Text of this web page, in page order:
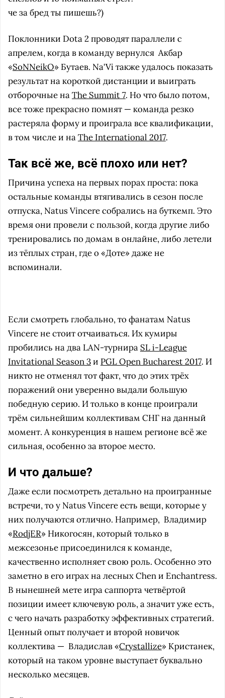
че за бред ты пишешь?)
Поклонники Dota 2 проводят параллели с
апрелем, когда в команду вернулся Акбар
«SoNNeikO» Бутаев. Na'Vi также удалось показать
результат на короткой дистанции и выиграть
отборочные наThe Summit 7. Но что было потом,
все тоже прекрасно помнят — команда резко
растеряла форму и проиграла все квалификации,
в том числе и наThe International 2017.
Так всё же, всё плохо или нет?
Причина успеха на первых порах проста: пока
остальные команды втягивались в сезон после
отпуска, Natus Vincere собрались на буткемп. Это
время они провели с пользой, когда другие либо
тренировались по домам в онлайне, либо летели
из тёплых стран, где о «Доте» даже не
вспоминали.
Если смотреть глобально, то фанатам Natus
Vincere не стоит отчаиваться. Их кумиры
пробились на два LAN-турнира SL i-League
Invitational Season 3и PGL Open Bucharest 2017. И
никто не отменял тот факт, что до этих трёх
поражений они уверенно выдали большую
победную серию. И только в конце проиграли
трём сильнейшим коллективам СНГ на данный
момент. А конкуренция в нашем регионе всё же
сильная, особенно за второе место.
И что дальше?
Даже если посмотреть детально на проигранные
встречи, то у Natus Vincere есть вещи, которые у
них получаются отлично. Например, Владимир
«RodjER» Никогосян, который только в
межсезонье присоединился к команде,
качественно исполняет свою роль. Особенно это
заметно в его играх на лесных Chen и Enchantress.
В нынешней мете игра саппорта четвёртой
позиции имеет ключевую роль, а значит уже есть,
с чего начать разработку эффективных стратегий.
Ценный опыт получает и второй новичок
коллектива — Владислав «Crystallize» Кристанек,
который на таком уровне выступает буквально
несколько месяцев.